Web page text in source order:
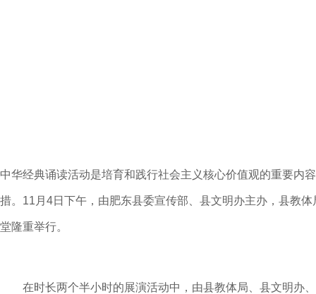
中华经典诵读活动是培育和践行社会主义核心价值观的重要内
措。 11月4日下午 ，由肥东县委宣传部、县文明办主办，县教
堂隆重举行。
在时长两个半小时的展演活动中，由县教体局 、县文明办